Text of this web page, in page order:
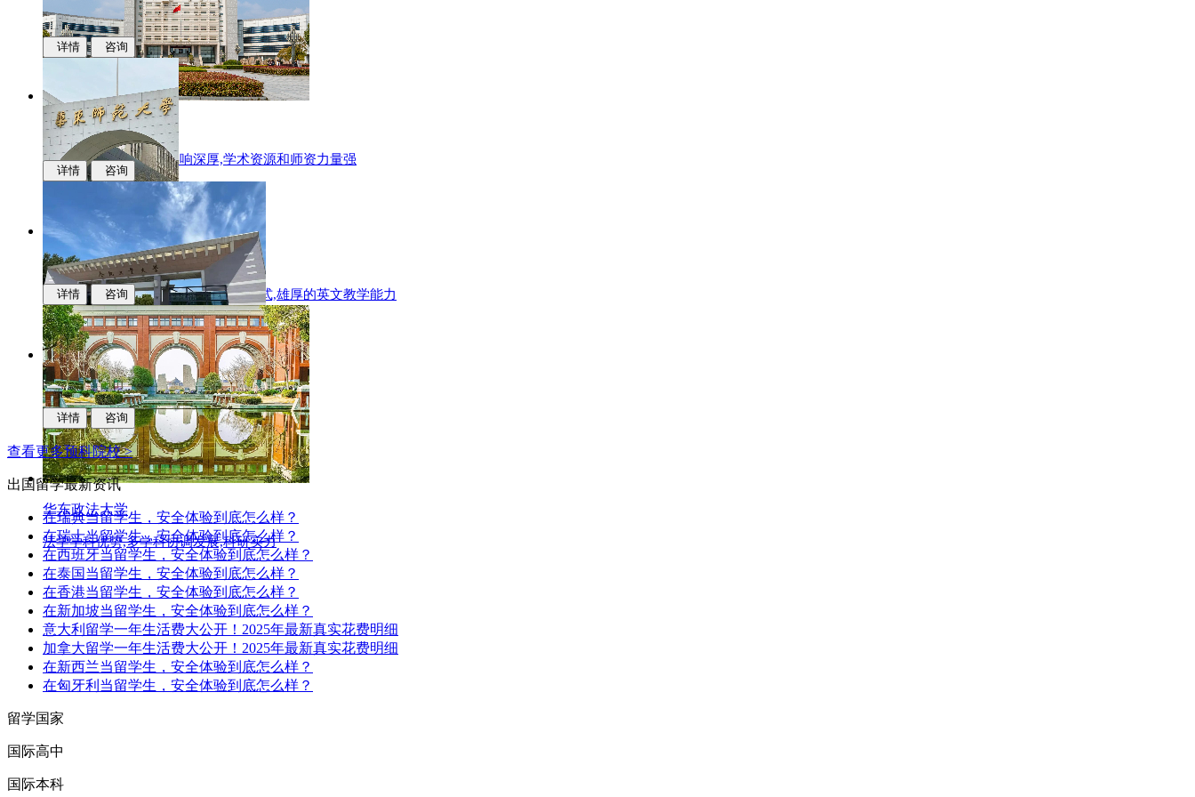
江西财经大学
国际化办学,学科专业影响深厚,学术资源和师资力量强
详情 咨询
华东师范大学
多样化的升学,中新联合培养的办学模式,雄厚的英文教学能力
详情 咨询
合肥工业大学
科研实力,学科优势,人才培养质量
详情 咨询
华东政法大学
法学学科优势,多学科协调发展,科研实力
详情 咨询
查看更多预科院校 >
出国留学最新资讯
在瑞典当留学生，安全体验到底怎么样？
在瑞士当留学生，安全体验到底怎么样？
在西班牙当留学生，安全体验到底怎么样？
在泰国当留学生，安全体验到底怎么样？
在香港当留学生，安全体验到底怎么样？
在新加坡当留学生，安全体验到底怎么样？
意大利留学一年生活费大公开！2025年最新真实花费明细
加拿大留学一年生活费大公开！2025年最新真实花费明细
在新西兰当留学生，安全体验到底怎么样？
在匈牙利当留学生，安全体验到底怎么样？
留学国家
国际高中
国际本科